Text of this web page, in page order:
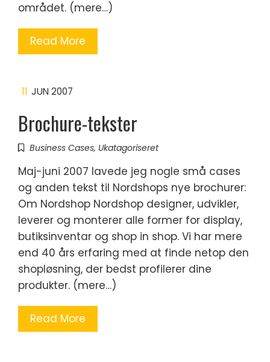
området. (mere…)
Read More
11 JUN 2007
Brochure-tekster
Business Cases, Ukatagoriseret
Maj-juni 2007 lavede jeg nogle små cases
og anden tekst til Nordshops nye brochurer:
Om Nordshop Nordshop designer, udvikler,
leverer og monterer alle former for display,
butiksinventar og shop in shop. Vi har mere
end 40 års erfaring med at finde netop den
shopløsning, der bedst profilerer dine
produkter. (mere…)
Read More